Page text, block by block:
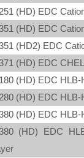
(HD) EDC
(HD) EDC
(HD2) EDC
(HD) EDC
(HD) EDC HLB-
(HD) EDC HLB-
(HD) EDC HLB-
(HD) EDC